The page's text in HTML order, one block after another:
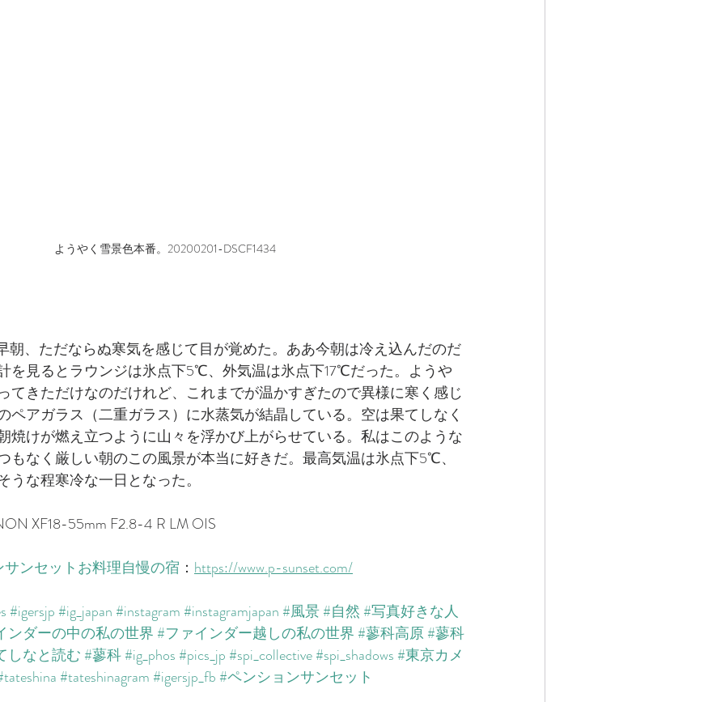
ようやく雪景色本番。20200201-DSCF1434
朝、ただならぬ寒気を感じて目が覚めた。ああ今朝は冷え込んだのだ
を見るとラウンジは氷点下5℃、外気温は氷点下17℃だった。ようや
てきただけなのだけれど、これまでが温かすぎたので異様に寒く感じ
ペアガラス（二重ガラス）に水蒸気が結晶している。空は果てしなく
焼けが燃え立つように山々を浮かび上がらせている。私はこのような
もなく厳しい朝のこの風景が本当に好きだ。最高気温は氷点下5℃、
うな程寒冷な一日となった。
XF18-55mm F2.8-4 R LM OIS
ンセットお料理自慢の宿 ：​ https://www.p-sunset.com/​
#igersjp#ig_japan#instagram#instagramjapan#風景#自然#写真好きな人
ンダーの中の私の世界#ファインダー越しの私の世界#蓼科高原#蓼科
しなと読む#蓼科#ig_phos#pics_jp#spi_collective#spi_shadows#東京カメ
#tateshinagram#igersjp_fb#ペンションサンセット